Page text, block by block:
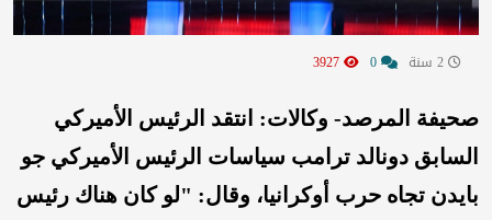
صحيفة المرصد- وكالات: انتقد الرئيس الأميركي
السابق دونالد ترامب سياسات الرئيس الأميركي جو
بايدن تجاه حرب أوكرانيا، وقال: "لو كان هناك رئيس